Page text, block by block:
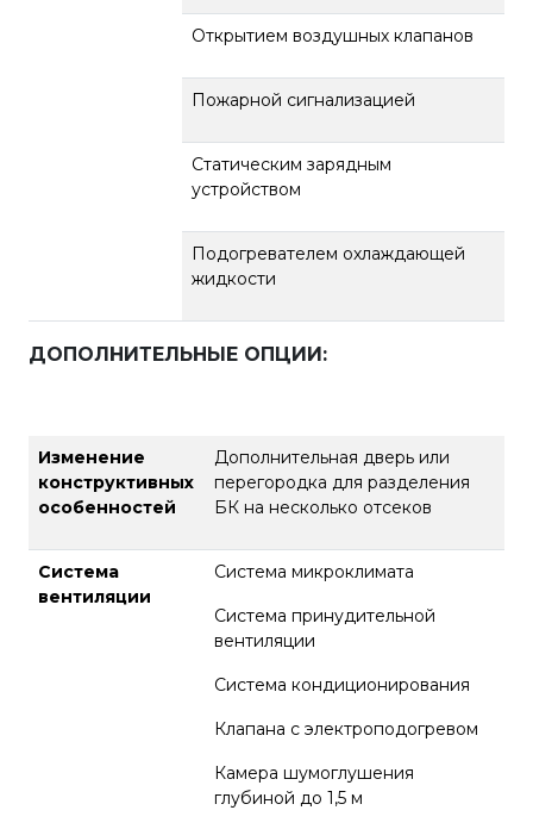
Открытием воздушных клапанов
Пожарной сигнализацией
Статическим зарядным
устройством
Подогревателем охлаждающей
жидкости
ДОПОЛНИТЕЛЬНЫЕ ОПЦИИ:
Изменение
конструктивных
особенностей
Дополнительная дверь или
перегородка для разделения
БК на несколько отсеков
Система
вентиляции
Система микроклимата
Система принудительной
вентиляции
Система кондиционирования
Клапана с электроподогревом
Камера шумоглушения
глубиной до 1,5 м